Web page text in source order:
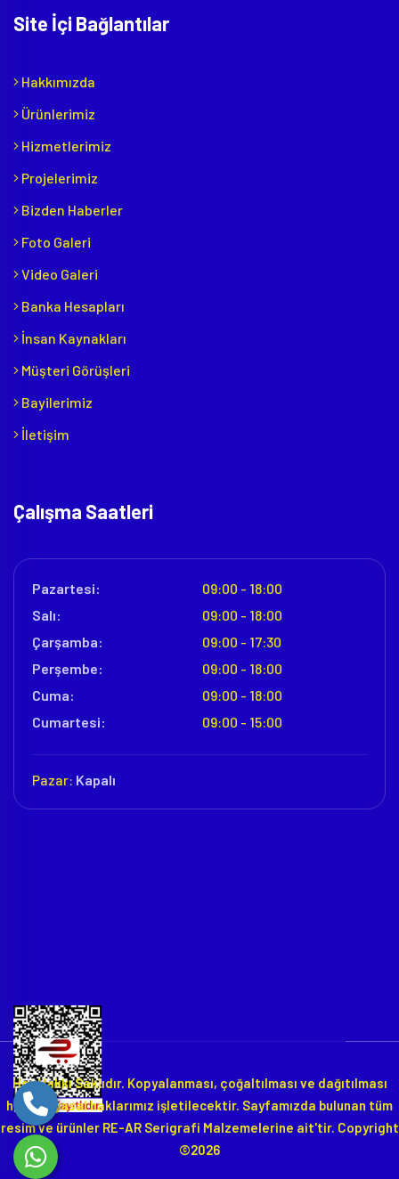
Site İçi Bağlantılar
Hakkımızda
Ürünlerimiz
Hizmetlerimiz
Projelerimiz
Bizden Haberler
Foto Galeri
Video Galeri
Banka Hesapları
İnsan Kaynakları
Müşteri Görüşleri
Bayilerimiz
İletişim
Çalışma Saatleri
Pazartesi:
09:00 - 18:00
Salı:
09:00 - 18:00
Çarşamba:
09:00 - 17:30
Perşembe:
09:00 - 18:00
Cuma:
09:00 - 18:00
Cumartesi:
09:00 - 15:00
Pazar: Kapalı
Her Hakkı Saklıdır. Kopyalanması, çoğaltılması ve dağıtılması
halinde yasal haklarımız işletilecektir. Sayfamızda bulunan tüm
resim ve ürünler RE-AR Serigrafi Malzemelerine ait'tir. Copyright
©2026